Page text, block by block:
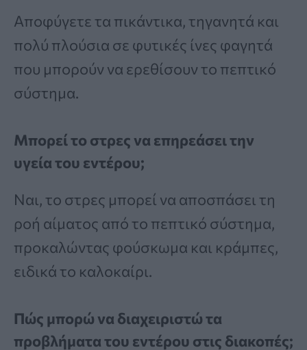
Αποφύγετε τα πικάντικα, τηγανητά και
πολύ πλούσια σε φυτικές ίνες φαγητά
που μπορούν να ερεθίσουν το πεπτικό
σύστημα.
Μπορεί το στρες να επηρεάσει την
υγεία του εντέρου;
Ναι, το στρες μπορεί να αποσπάσει τη
ροή αίματος από το πεπτικό σύστημα,
προκαλώντας φούσκωμα και κράμπες,
ειδικά το καλοκαίρι.
Πώς μπορώ να διαχειριστώ τα
προβλήματα του εντέρου στις διακοπές;